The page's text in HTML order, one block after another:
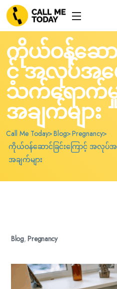
ကိုယ်ဝန်ဆော
င့် အလုပ်အပ
သက်ရောက်
အချက်များ
Call Me Today Blog Pregnancy
ကိုယ်ဝန်ဆောင်ခြင်းကြောင့် အလု
အချက်များ
Blog,Pregnancy